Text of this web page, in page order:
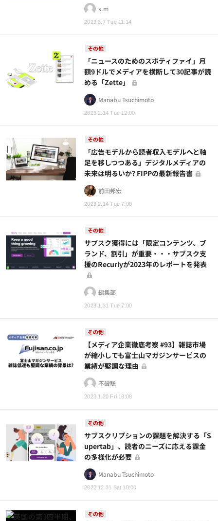
2023.3.7 Tue 11:14
s.m
その他
2023.2.14 Tue 12:00
「ニュースのためのスポティファイ」月
額9ドルでメディアを横断して30記事が読
める「Zette」
Manabu Tsuchimoto
その他
2023.2.14 Tue 7:00
「広告モデルから読者収入モデルへと軸
足を移しつつある」デジタルメディアの
未来は明るいか? FIPPの最新報告書
前田邦宏
その他
2023.1.31 Tue 7:00
サブスク獲得には「限定コンテンツ、ブ
ランド、割引」が重要・・・サブスク支
援のRecurlyが2023年のレポートを発表
編集部
その他
2023.1.20 Fri 18:08
【メディア企業徹底考察 #93】雑誌市場
が縮小しても富士山マガジンサービスの
業績が堅調な理由
不破聡
その他
2022.12.31 Sat 10:00
サブスクリプションの課題を解決する「S
upertab」、読者のニーズに応える課金
の多様化が必要
Manabu Tsuchimoto
その他